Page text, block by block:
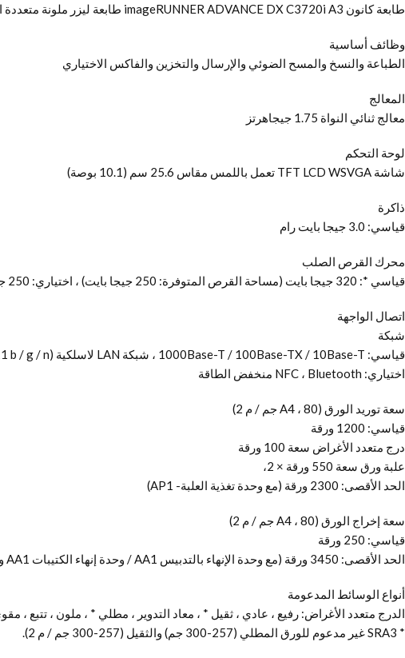
طابعة كانون imageRUNNER ADVANCE DX C3720i A3 طابعة ليزر ملونة متعددة الوظائف
وظائف أساسية
الطباعة والنسخ والمسح الضوئي والإرسال والتخزين والفاكس الاختياري
المعالج
معالج ثنائي النواة 1.75 جيجاهرتز
لوحة التحكم
شاشة TFT LCD WSVGA تعمل باللمس مقاس 25.6 سم (10.1 بوصة)
ذاكرة
قياسي: 3.0 جيجا بايت رام
محرك القرص الصلب
قياسي *: 320 جيجا بايت (مساحة القرص المتوفرة: 250 جيجا بايت) ، اختياري: 250 جيجا بايت ، 1 تيرا بايت * يمكن استخدام محرك أقراص ثابتة مبدئي مختلف.
اتصال الواجهة
شبكة
قياسي: 1000Base-T / 100Base-TX / 10Base-T ، شبكة LAN لاسلكية (IEEE 802.11 b / g / n)
اختياري: NFC ، Bluetooth منخفض الطاقة
سعة توريد الورق (A4 ، 80 جم / م 2)
قياسي: 1200 ورقة
درج متعدد الأغراض سعة 100 ورقة
علبة ورق سعة 550 ورقة × 2،
الحد الأقصى: 2300 ورقة (مع وحدة تغذية العلبة- AP1)
سعة إخراج الورق (A4 ، 80 جم / م 2)
قياسي: 250 ورقة
الحد الأقصى: 3450 ورقة (مع وحدة الإنهاء بالتدبيس AA1 / وحدة إنهاء الكتيبات AA1 ودرج النسخ)
أنواع الوسائط المدعومة
الدرج متعدد الأغراض: رفيع ، عادي ، ثقيل * ، معاد التدوير ، مطلي * ، ملون ،
* SRA3 غير مدعوم للورق المطلي (257-300 جم) والثقيل (257-300 جم / م 2).